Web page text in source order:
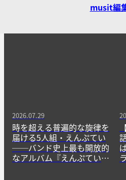
musit編
2026.07.29
時を超える普遍的な旋律を
届ける5人組・えんぷてい
──バンド史上最も開放的
なアルバム『えんぷてい』